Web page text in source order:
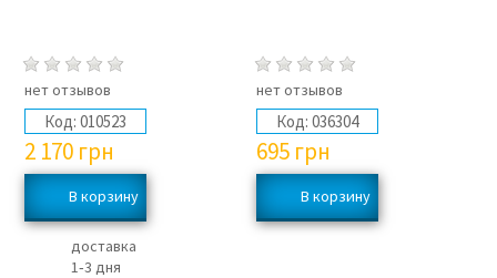
нет отзывов
Код: 010523
2 170 грн
доставка
1‑3 дня
нет отзывов
Код: 036304
695 грн